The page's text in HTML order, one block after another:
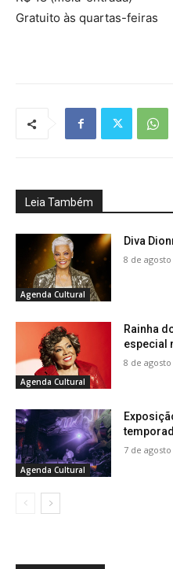
Gratuito às quartas-feiras
Leia Também
Agenda Cultural
Diva
8 de
Agenda Cultural
Rainha
especial
8 de
Agenda Cultural
7 de